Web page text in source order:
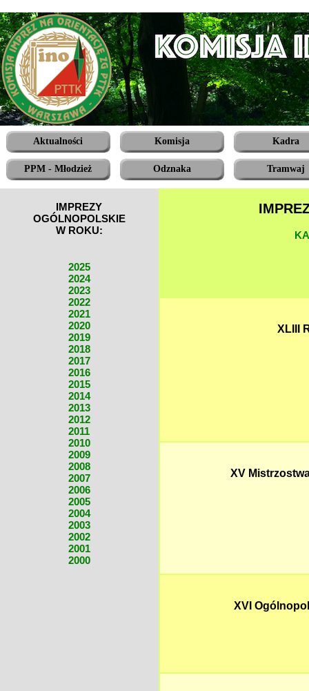
Aktualności Komisja Kadra
PPM - Młodzież Odznaka Tramwaj
IMPREZY
OGÓLNOPOLSKIE
W ROKU:
2025
2024
2023
2022
2021
2020
2019
2018
2017
2016
2015
2014
2013
2012
2011
2010
2009
2008
2007
2006
2005
2004
2003
2002
2001
2000
XLIII
XV
XVI